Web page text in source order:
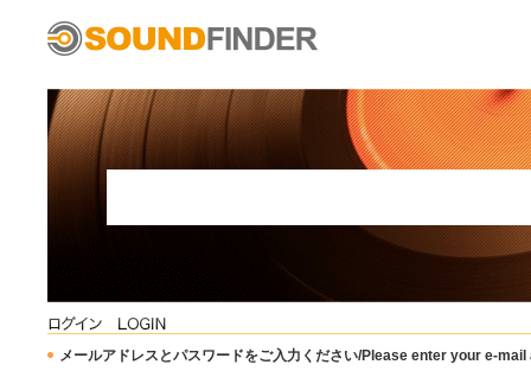
メールアドレスとパスワードをご入力ください/Please enter your e-